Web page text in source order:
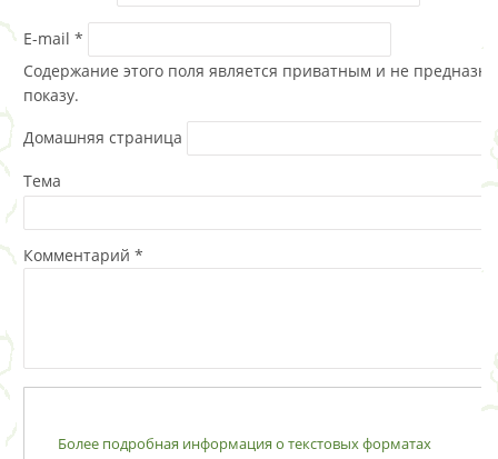
E-mail *
Содержание этого поля является приватным и не
показу.
Домашняя страница
Тема
Комментарий *
Более подробная информация о текстовых форматах